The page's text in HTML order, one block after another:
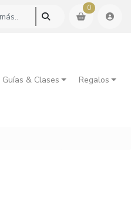
0
Guías & Clases Regalos